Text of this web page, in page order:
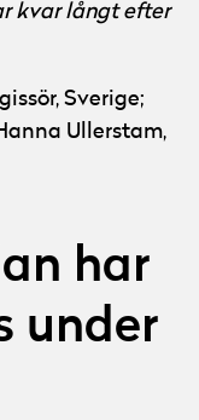
kvar långt efter
Sverige;
Ullerstam,
har
under